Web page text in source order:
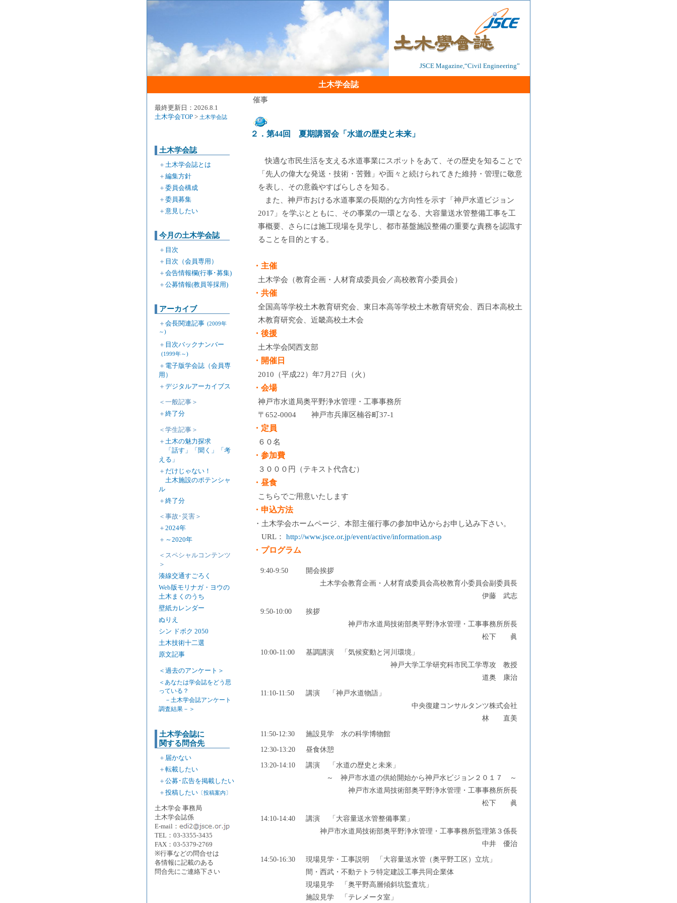
JSCE Magazine,“Civil Engineering”
土木学会誌
最終更新日：2026.8.1
土木学会TOP > 土木学会誌
土木学会誌
＋ 土木学会誌とは
＋ 編集方針
＋ 委員会構成
＋ 委員募集
＋ 意見したい
今月の土木学会誌
＋ 目次
＋ 目次（会員専用）
＋ 会告情報欄(行事･募集)
＋ 公募情報(教員等採用)
アーカイブ
＋ 会長関連記事 (2009年
～)
＋ 目次バックナンバー
(1999年～)
＋ 電子版学会誌（会員専
用）
＋ デジタルアーカイブス
＜一般記事＞
＋ 終了分
＜学生記事＞
＋ 土木の魅力探求
「話す」「聞く」「考
える」
＋ だけじゃない！
土木施設のポテンシャ
ル
＋ 終了分
＜事故･災害＞
＋ 2024年
＋ ～2020年
＜スペシャルコンテンツ
＞
湊線交通すごろく
Web版モリナガ・ヨウの
土木まくのうち
壁紙カレンダー
ぬりえ
シン ドボク 2050
土木技術十二選
原文記事
＜過去のアンケート＞
＜あなたは学会誌をどう思
っている？
－土木学会誌アンケート
調査結果－＞
土木学会誌に
関する問合先
＋ 届かない
＋ 転載したい
＋ 公募･広告を掲載したい
＋ 投稿したい 〔投稿案内〕
土木学会 事務局
土木学会誌係
E-mail：
TEL：03-3355-3435
FAX：03-5379-2769
※行事などの問合せは
各情報に記載のある
問合先にご連絡下さい
催事
２．第44回 夏期講習会「水道の歴史と未来」
快適な市民生活を支える水道事業にスポットをあて、その歴史を知ることで
「先人の偉大な発送・技術・苦難」や面々と続けられてきた維持・管理に敬意
を表し、その意義やすばらしさを知る。
また、神戸市おける水道事業の長期的な方向性を示す「神戸水道ビジョン
2017」を学ぶとともに、その事業の一環となる、大容量送水管整備工事を工
事概要、さらには施工現場を見学し、都市基盤施設整備の重要な責務を認識す
ることを目的とする。
・主催
土木学会（教育企画・人材育成委員会／高校教育小委員会）
・共催
全国高等学校土木教育研究会、東日本高等学校土木教育研究会、西日本高校土
木教育研究会、近畿高校土木会
・後援
土木学会関西支部
・開催日
2010（平成22）年7月27日（火）
・会場
神戸市水道局奥平野浄水管理・工事事務所
〒652-0004 神戸市兵庫区楠谷町37-1
・定員
６０名
・参加費
３０００円（テキスト代含む）
・昼食
こちらでご用意いたします
・申込方法
・土木学会ホームページ、本部主催行事の参加申込からお申し込み下さい。
URL： http://www.jsce.or.jp/event/active/information.asp
・プログラム
9:40-9:50
開会挨拶
土木学会教育企画・人材育成委員会高校教育小委員会副委員長
伊藤 武志
9:50-10:00
挨拶
神戸市水道局技術部奥平野浄水管理・工事事務所所長
松下 眞
10:00-11:00
基調講演 「気候変動と河川環境」
神戸大学工学研究科市民工学専攻 教授
道奥 康治
11:10-11:50
講演 「神戸水道物語」
中央復建コンサルタンツ株式会社
林 直美
11:50-12:30 施設見学 水の科学博物館
12:30-13:20 昼食休憩
13:20-14:10
講演 「水道の歴史と未来」
～ 神戸市水道の供給開始から神戸水ビジョン２０１７ ～
神戸市水道局技術部奥平野浄水管理・工事事務所所長
松下 眞
14:10-14:40
講演 「大容量送水管整備事業」
神戸市水道局技術部奥平野浄水管理・工事事務所監理第３係長
中井 優治
14:50-16:30
現場見学・工事説明 「大容量送水管（奥平野工区）立坑」
間・西武・不動テトラ特定建設工事共同企業体
現場見学 「奥平野高層傾斜坑監査坑」
施設見学 「テレメータ室」